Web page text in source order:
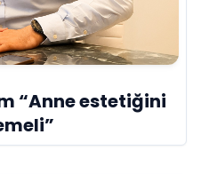
“Anne estetiğini